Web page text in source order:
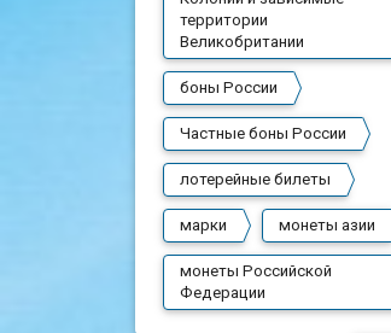
территории
Великобритании
боны России
Частные боны России
лотерейные билеты
марки монеты азии
монеты Российской
Федерации